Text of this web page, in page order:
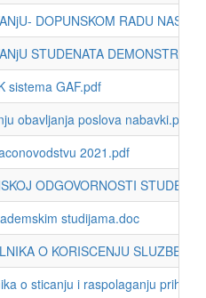
DOPUNSKOM RADU
STUDENATA
sistema GAF.pdf
obavljanja poslova nabavki.pdf
2021.pdf
ODGOVORNOSTI
studijama.doc
O KORISCENJU
o sticanju i raspolaganju